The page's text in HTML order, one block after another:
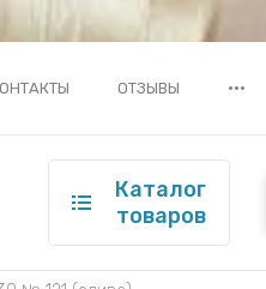
ОТЗЫВЫ •••
Каталог
товаров